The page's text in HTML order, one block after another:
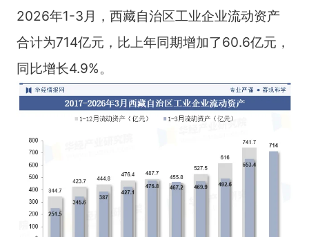
2026年1-3月，西藏自治区工业企业流动资产
合计为714亿元，比上年同期增加了60.6亿元，
同比增长4.9%。